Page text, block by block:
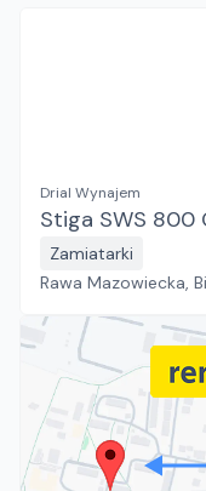
Drial Wynajem
Stiga SWS 800
Zamiatarki
Rawa Mazowiecka,
Płock, Jawor,